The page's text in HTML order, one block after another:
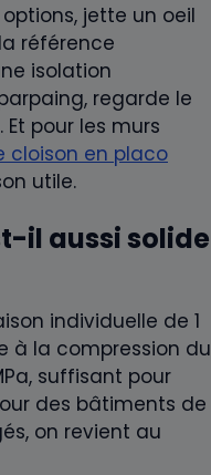
jette un oeil
référence
isolation
regarde le
. Et pour les murs
cloison en placo
utile.
il aussi solide
individuelle de 1
à la compression du
suffisant pour
des bâtiments de
on revient au